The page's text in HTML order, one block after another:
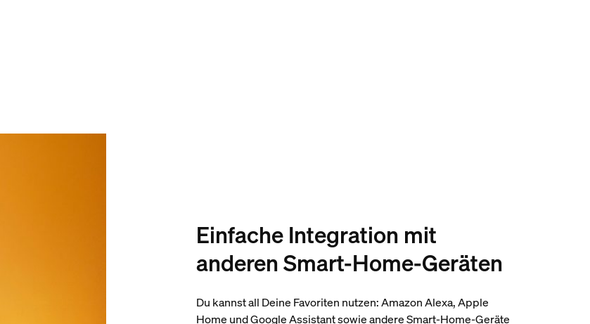
Einfache Integration mit
anderen Smart-Home-Geräten
Du kannst all Deine Favoriten nutzen: Amazon Alexa, Apple
Home und Google Assistant sowie andere Smart-Home-Geräte